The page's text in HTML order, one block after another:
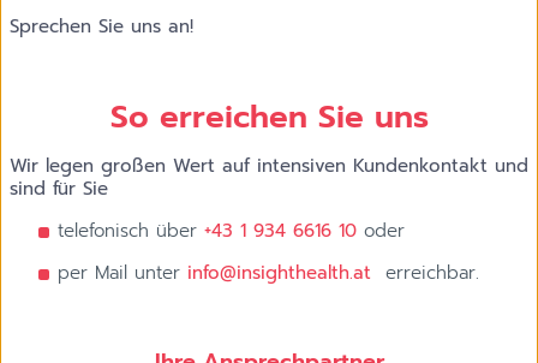
Sprechen Sie uns an!
So erreichen Sie uns
Wir legen großen Wert auf intensiven Kundenkontakt und
sind für Sie
telefonisch über +43 1 934 6616 10 oder
per Mail unter info@insighthealth.at erreichbar.
Katharina